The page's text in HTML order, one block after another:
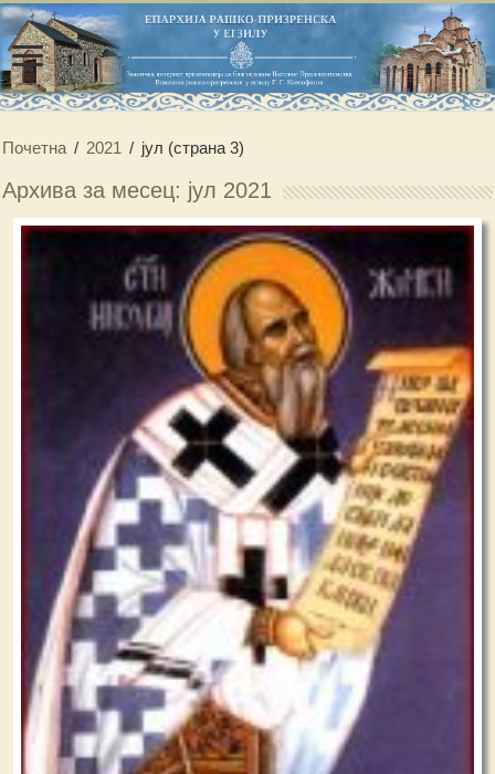
Почетна / 2021 / јул (страна 3)
Архива за месец: јул 2021